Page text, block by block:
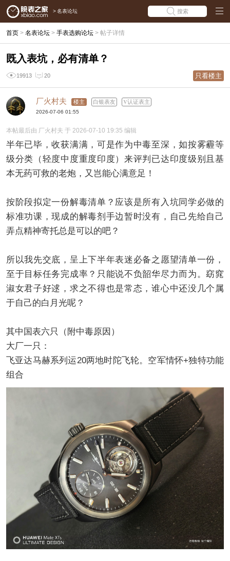
> 名表论坛 搜索
首页 > 名表论坛 > 手表选购论坛 > 帖子详情
既入表坑，必有清单？
19913 20 只看楼主
厂火村夫 楼主 白银表友 认证表主
2026-07-06 01:55
本帖最后由 厂火村夫 于 2026-07-10 19:35 编辑
半年已毕，收获满满，可是作为中毒至深，如按雾霾等
级分类（轻度中度重度印度）来评判已达印度级别且基
本无药可救的老炮，又岂能心满意足！
按阶段拟定一份解毒清单？应该是所有入坑同学必做的
标准功课，现成的解毒剂手边暂时没有，自己先给自己
弄点精神寄托总是可以的吧？
所以我先交底，呈上下半年表迷必备之愿望清单一份，
至于目标任务完成率？只能说不负韶华尽力而为。窈窕
淑女君子好逑，求之不得也是常态，谁心中还没几个属
于自己的白月光呢？
其中国表六只（附中毒原因）
大厂一只：
飞亚达马赫系列运20两地时陀飞轮。空军情怀+独特功能
组合